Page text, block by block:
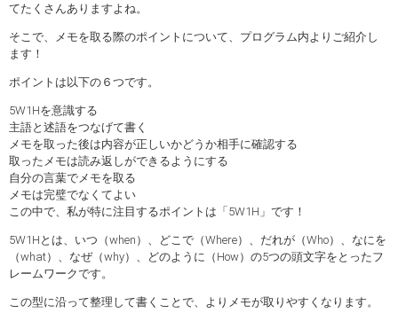
てたくさんありますよね。
そこで、メモを取る際のポイントについて、プログラム内よりご紹介し
ます！
ポイントは以下の６つです。
5W1Hを意識する
主語と述語をつなげて書く
メモを取った後は内容が正しいかどうか相手に確認する
取ったメモは読み返しができるようにする
自分の言葉でメモを取る
メモは完璧でなくてよい
この中で、私が特に注目するポイントは「5W1H」です！
5W1Hとは、いつ（when）、どこで（Where）、だれが（Who）、なにを
（what）、なぜ（why）、どのように（How）の5つの頭文字をとったフ
レームワークです。
この型に沿って整理して書くことで、よりメモが取りやすくなります。